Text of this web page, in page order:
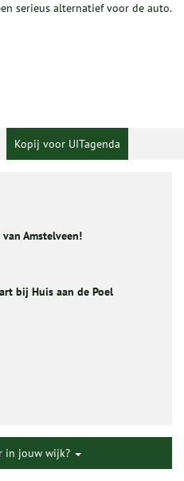
serieus alternatief voor de auto.
Kopij voor UITagenda
Amstelveen!
bij Huis aan de Poel
in jouw wijk?